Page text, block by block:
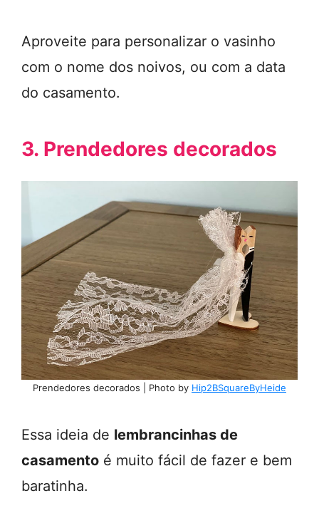
Aproveite para personalizar o vasinho
com o nome dos noivos, ou com a data
do casamento.
3. Prendedores decorados
Prendedores decorados | Photo by Hip2BSquareByHeide
Essa ideia de lembrancinhas de
casamento é muito fácil de fazer e bem
baratinha.